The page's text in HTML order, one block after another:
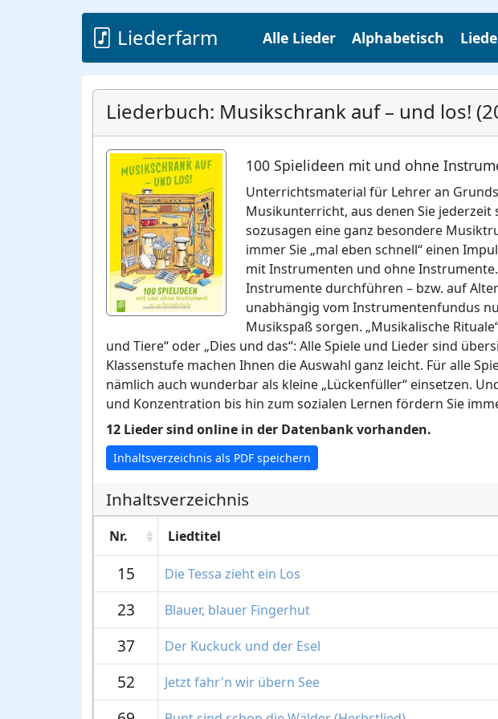
Liederfarm Alle Lieder Alphabetisch
Liederbuch: Musikschrank auf – und los!
100 Spielideen mit und ohne
Unterrichtsmaterial für Lehrer an
Musikunterricht, aus denen Sie
sozusagen eine ganz besondere
immer Sie „mal eben schnell“ einen
mit Instrumenten und ohne Instrumente.
Instrumente durchführen – bzw. auf
unabhängig vom Instrumentenfundus
Musikspaß sorgen. „Musikalische
und Tiere“ oder „Dies und das“: Alle Spiele und Lieder sind
Klassenstufe machen Ihnen die Auswahl ganz leicht. Für alle
nämlich auch wunderbar als kleine „Lückenfüller“ einsetzen.
und Konzentration bis hin zum sozialen Lernen fördern Sie
12 Lieder sind online in der Datenbank vorhanden.
Inhaltsverzeichnis als PDF speichern
Inhaltsverzeichnis
Nr. Liedtitel
15 Die Tessa zieht ein Los
23 Blauer, blauer Fingerhut
37 Der Kuckuck und der Esel
52 Jetzt fahr'n wir übern See